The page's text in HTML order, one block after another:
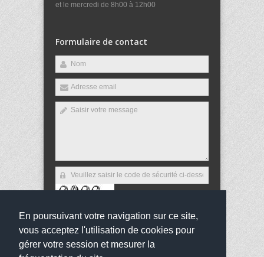
En poursuivant votre navigation sur ce site,
vous acceptez l'utilisation de cookies pour
gérer votre session et mesurer la
et le mercredi de 8h00 à 12h00
Formulaire de contact
Envoyer